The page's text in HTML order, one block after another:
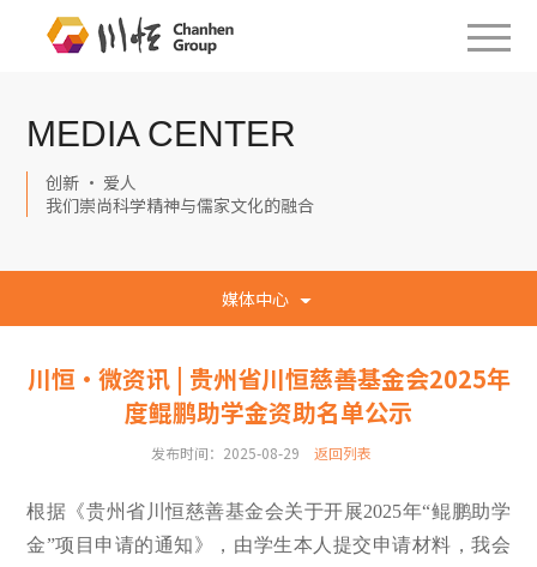
MEDIA CENTER
创新 · 爱人
我们崇尚科学精神与儒家文化的融合
媒体中心
川恒·微资讯 | 贵州省川恒慈善基金会2025年
度鲲鹏助学金资助名单公示
发布时间：2025-08-29 返回列表
根据《贵州省川恒慈善基金会关于开展2025年“鲲鹏助学
金”项目申请的通知》，由学生本人提交申请材料，我会